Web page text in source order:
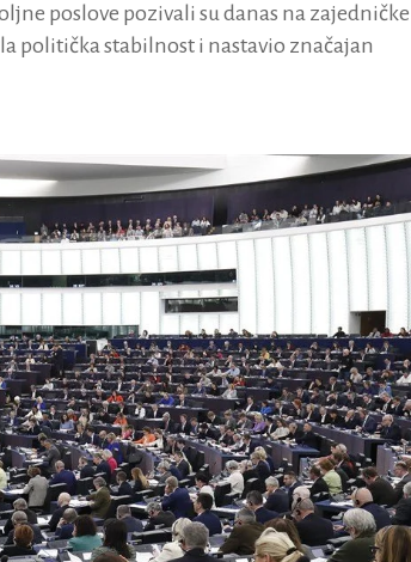
poslove pozivali su danas na zajedničke
politička stabilnost i nastavio značajan